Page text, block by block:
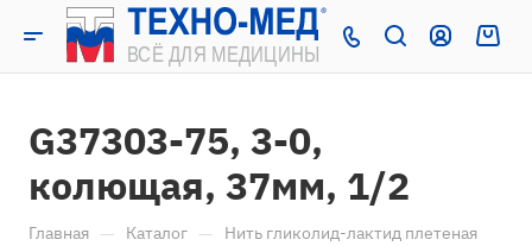
G37303-75, 3-0,
колющая, 37мм, 1/2
Главная — Каталог — Нить гликолид-лактид плетеная